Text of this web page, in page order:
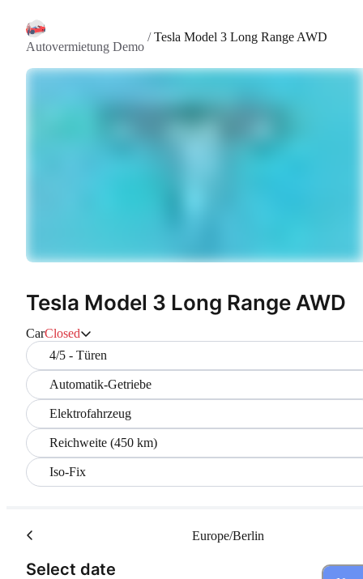
Autovermietung Demo
/Tesla Model 3 Long Range AWD
Tesla Model 3 Long Range AWD
CarClosed
4/5 - Türen
Automatik-Getriebe
Elektrofahrzeug
Reichweite (450 km)
Iso-Fix
Select date
Europe/Berlin